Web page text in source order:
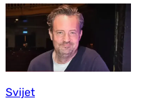
Svijet